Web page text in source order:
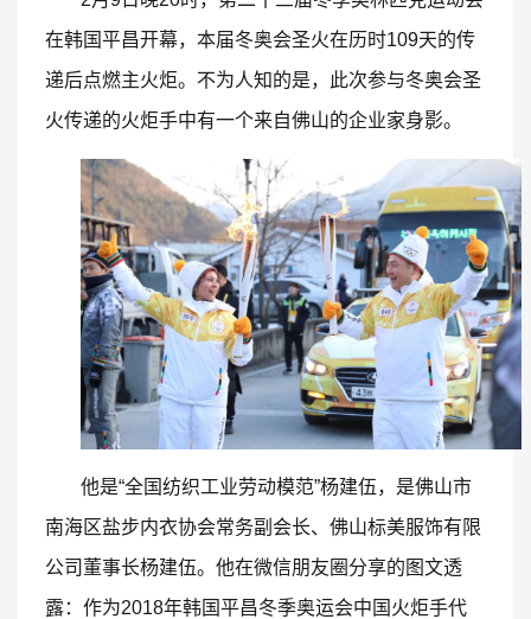
在韩国平昌开幕，本届冬奥会圣火在历时109天的传
递后点燃主火炬。不为人知的是，此次参与冬奥会圣
火传递的火炬手中有一个来自佛山的企业家身影。
他是“全国纺织工业劳动模范”杨建伍，是佛山市
南海区盐步内衣协会常务副会长、佛山标美服饰有限
公司董事长杨建伍。他在微信朋友圈分享的图文透
露：作为2018年韩国平昌冬季奥运会中国火炬手代